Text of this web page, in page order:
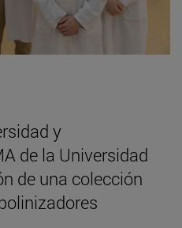
y
de la Universidad
de una colección